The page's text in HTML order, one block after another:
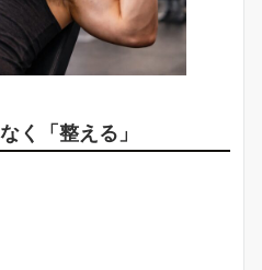
く「整える」